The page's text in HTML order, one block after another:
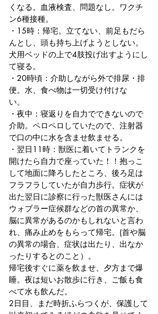
くなる。血液検査、問題なし。ワクチ
ン6種接種。
・15時：帰宅。立てない、前足もだら
んとし、頭も持ち上げようとしない。
犬用ベッドの上で4肢投げ出すようにし
て寝る。
・20時頃：介助しながら外で排尿・排
便。水、食べ物は一切受け付けな
い。
・夜中：寝返りを自力でできないので
介助。ペロペロしていたので、注射器
で口の中に水を含ませ飲ませる。
・翌日11時：獣医に着いてトランクを
開けたら自力で座っていた！！抱っこ
して地面に降ろしたところ、後ろ足は
フラフラしていたが自力歩行。症状が
出た翌日に診察に行った獣医さんには
ウォブラー症候群などの首の異常か、
脳に異常があるのかもしれないと言わ
れ、痛み止めをもらって帰宅。(首や脳
の異常の場合、症状は出たり、出なか
ったりするとのこと）。
帰宅後すぐに薬を飲ませ、夕方まで爆
睡。夜は短いお散歩に行き、ご飯も食
べて水も飲んだ。
2日目、まだ時折ふらつくが、保護して